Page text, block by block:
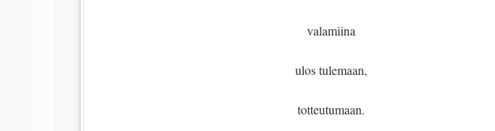
valamiina
ulos tulemaan,
totteutumaan.